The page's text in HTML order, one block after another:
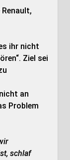
ihr nicht
Ziel sei
an
Problem
schlaf